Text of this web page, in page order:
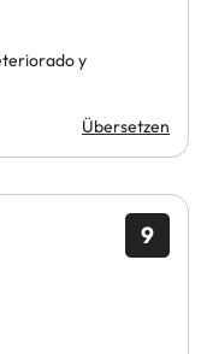
y
Übersetzen
9